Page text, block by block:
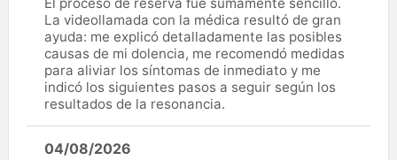
La videollamada con la médica resultó de gran
ayuda: me explicó detalladamente las posibles
causas de mi dolencia, me recomendó medidas
para aliviar los síntomas de inmediato y me
indicó los siguientes pasos a seguir según los
resultados de la resonancia.
04/08/2026